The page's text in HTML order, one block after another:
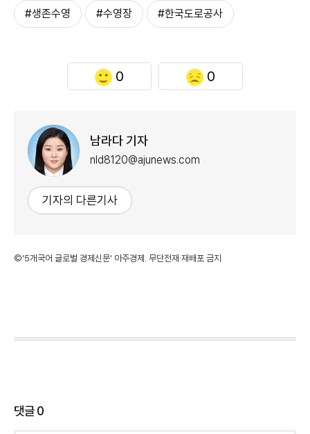
#생존수영 #수영장 #한국도로공사
0 0
남라다 기자
nld8120@ajunews.com
기자의 다른기사
©'5개국어 글로벌 경제신문' 아주경제. 무단전재·재배포 금지
댓글0